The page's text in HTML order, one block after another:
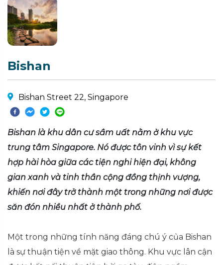
Bishan
Bishan Street 22, Singapore
Bishan là khu dân cư sầm uất nằm ở khu vực
trung tâm Singapore. Nó được tôn vinh vì sự kết
hợp hài hòa giữa các tiện nghi hiện đại, không
gian xanh và tinh thần cộng đồng thịnh vượng,
khiến nơi đây trở thành một trong những nơi được
săn đón nhiều nhất ở thành phố.
Một trong những tính năng đáng chú ý của Bishan
là sự thuận tiện về mặt giao thông. Khu vực lân cận